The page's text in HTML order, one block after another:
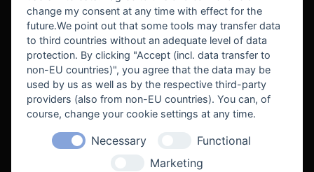
change my consent at any time with effect for the
future.We point out that some tools may transfer data
to third countries without an adequate level of data
protection. By clicking "Accept (incl. data transfer to
non-EU countries)", you agree that the data may be
used by us as well as by the respective third-party
providers (also from non-EU countries). You can, of
course, change your cookie settings at any time.
Necessary
Functional
Marketing